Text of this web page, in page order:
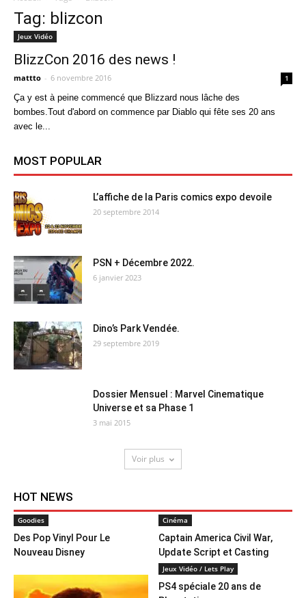
Tag: blizcon
Jeux Vidéo
BlizzCon 2016 des news !
mattto - 6 novembre 2016 1
Ça y est à peine commencé que Blizzard nous lâche des
bombes.Tout d'abord on commence par Diablo qui fête ses 20 ans
avec le...
MOST POPULAR
L’affiche de la Paris comics expo devoile
20 septembre 2014
PSN + Décembre 2022.
6 janvier 2023
Dino’s Park Vendée.
29 septembre 2019
Dossier Mensuel : Marvel Cinematique
Universe et sa Phase 1
3 mai 2015
Voir plus
HOT NEWS
Goodies
Des Pop Vinyl Pour Le
Nouveau Disney
Cinéma
Captain America Civil War,
Update Script et Casting
Jeux Vidéo / Lets Play
PS4 spéciale 20 ans de